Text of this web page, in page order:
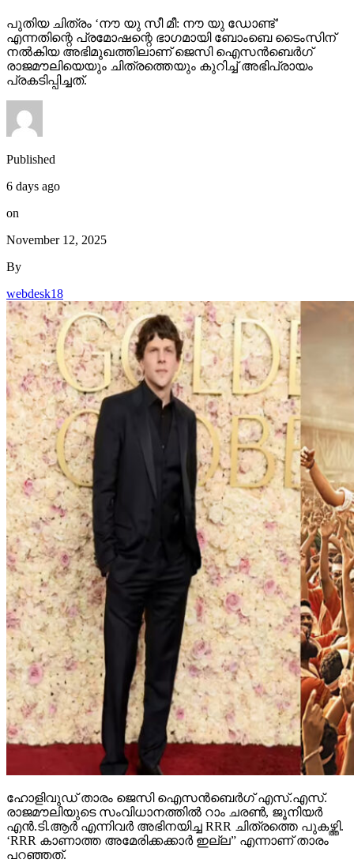
പുതിയ ചിത്രം ‘നൗ യു സീ മീ: നൗ യു ഡോണ്ട്’
എന്നതിന്റെ പ്രമോഷന്റെ ഭാഗമായി ബോംബെ ടൈംസിന്
നല്‍കിയ അഭിമുഖത്തിലാണ് ജെസി ഐസന്‍ബെര്‍ഗ്
രാജമൗലിയെയും ചിത്രത്തെയും കുറിച്ച് അഭിപ്രായം
പ്രകടിപ്പിച്ചത്.
Published
6 days ago
on
November 12, 2025
By
webdesk18
ഹോളിവുഡ് താരം ജെസി ഐസന്‍ബെര്‍ഗ് എസ്.എസ്.
രാജമൗലിയുടെ സംവിധാനത്തില്‍ റാം ചരണ്‍, ജൂനിയര്‍
എന്‍.ടി.ആര്‍ എന്നിവര്‍ അഭിനയിച്ച RRR ചിത്രത്തെ പുകഴ്ത്തി.
‘RRR കാണാത്ത അമേരിക്കക്കാര്‍ ഇല്ല” എന്നാണ് താരം
പറഞ്ഞത്.